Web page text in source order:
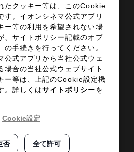
サイトポリシー
お問い合わせ
特定商取引法に基づく表示
CO.,LTD ALL RIGHTS RESERVED.
たクッキー等は、このCookie
す。イオンシネマ公式アプリ
ー等の利用を希望されない場
、サイトポリシー記載のオプ
の手続きを行ってください。
公式アプリから当社公式ウェ
場合の当社公式ウェブサイト
ー等は、上記のCookie設定機
。詳しくはサイトポリシーを
Cookie設定
否 全て許可